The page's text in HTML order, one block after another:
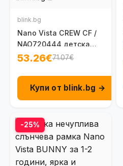
blink.bg
Nano Vista CREW CF /
NAO720444 детска
нечуплива рамка 6-8 г.
53.26€71.07€
Купи от blink.bg →
-25%